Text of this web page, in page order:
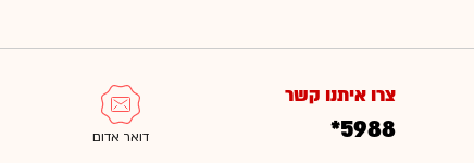
צרו איתנו קשר
*5988